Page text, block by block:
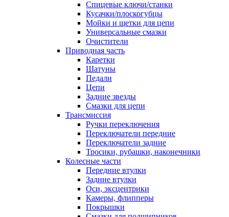
Спицевые ключи/станки
Кусачки/плоскогубцы
Мойки и щетки для цепи
Универсальные смазки
Очистители
Приводная часть
Каретки
Шатуны
Педали
Цепи
Задние звезды
Смазки для цепи
Трансмиссия
Ручки переключения
Переключатели передние
Переключатели задние
Тросики, рубашки, наконечники
Колесные части
Передние втулки
Задние втулки
Оси, эксцентрики
Камеры, флипперы
Покрышки